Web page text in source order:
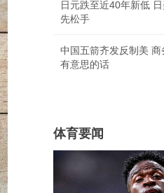
日元跌至近40年新低
先松手
中国五箭齐发反制美
有意思的话
体育要闻